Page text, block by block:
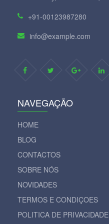
+91-00123987280
info@example.com
NAVEGAÇÃO
HOME
BLOG
CONTACTOS
SOBRE NÓS
NOVIDADES
TERMOS E CONDIÇOES
POLITICA DE PRIVACIDADE